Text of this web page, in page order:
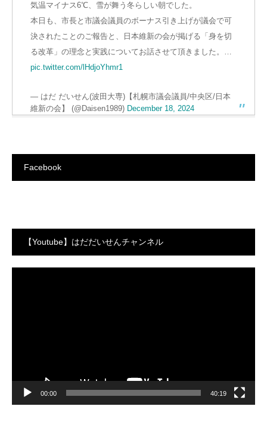
気温マイナス6℃、雪が舞う冬らしい朝でした。
本日も、市長と市議会議員のボーナス引き上げが議会で可
決されたことのご報告と、日本維新の会が掲げる「身を切
る改革」の理念と実践についてお話させて頂きました。…
pic.twitter.com/lHdjoYhmr1
— はだ だいせん(波田大専)【札幌市議会議員/中央区/日本
維新の会】 (@Daisen1989) December 18, 2024
Facebook
【Youtube】はだだいせんチャンネル
00:00 40:19